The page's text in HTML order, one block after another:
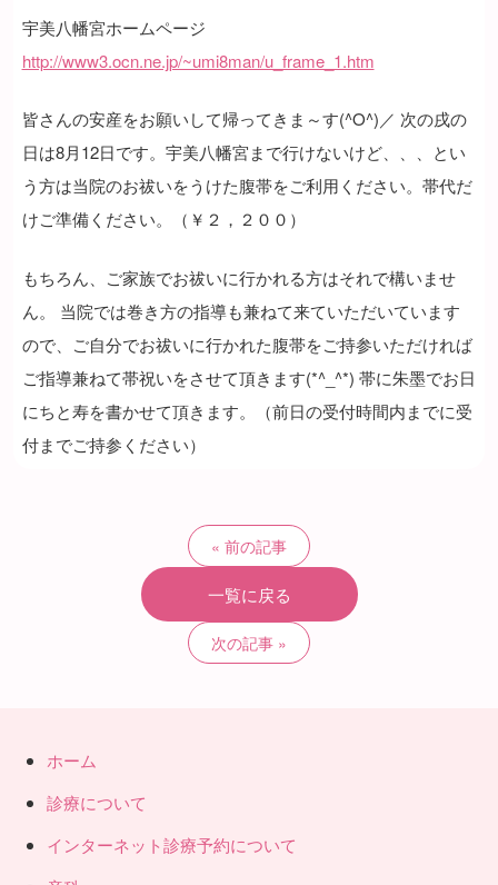
宇美八幡宮ホームページ
http://www3.ocn.ne.jp/~umi8man/u_frame_1.htm
皆さんの安産をお願いして帰ってきま～す(^O^)／ 次の戌の
日は8月12日です。宇美八幡宮まで行けないけど、、、とい
う方は当院のお祓いをうけた腹帯をご利用ください。帯代だ
けご準備ください。（￥２，２００）
もちろん、ご家族でお祓いに行かれる方はそれで構いませ
ん。 当院では巻き方の指導も兼ねて来ていただいています
ので、ご自分でお祓いに行かれた腹帯をご持参いただければ
ご指導兼ねて帯祝いをさせて頂きます(*^_^*) 帯に朱墨でお日
にちと寿を書かせて頂きます。（前日の受付時間内までに受
付までご持参ください）
前の記事
一覧に戻る
次の記事
ホーム
診療について
インターネット診療予約について